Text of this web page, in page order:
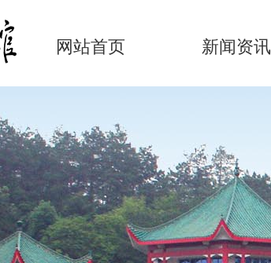
网站首页 新闻资讯